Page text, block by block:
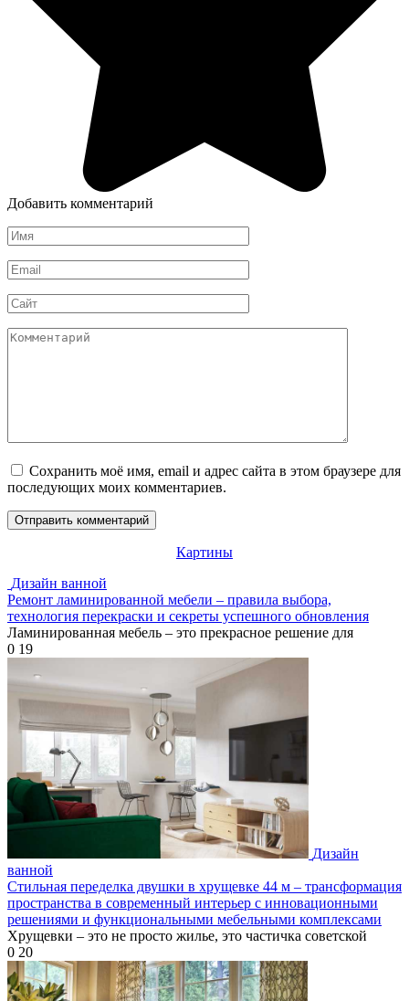
Добавить комментарий
Имя
*
Email
*
Сайт
Комментарий
Сохранить моё имя, email и адрес сайта в этом браузере для
последующих моих комментариев.
Картины
Дизайн ванной
Ремонт ламинированной мебели – правила выбора,
технология перекраски и секреты успешного обновления
Ламинированная мебель – это прекрасное решение для
0 19
Дизайн
ванной
Стильная переделка двушки в хрущевке 44 м – трансформация
пространства в современный интерьер с инновационными
решениями и функциональными мебельными комплексами
Хрущевки – это не просто жилье, это частичка советской
0 20